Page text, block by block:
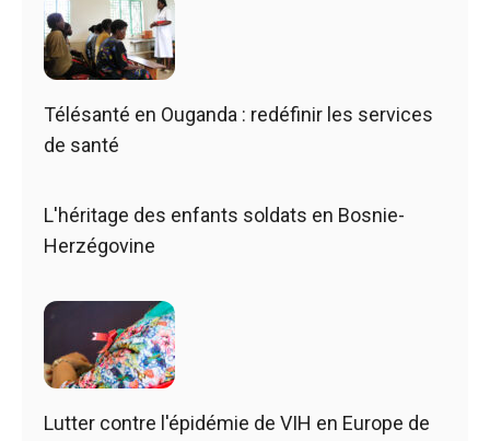
Télésanté en Ouganda : redéfinir les services
de santé
L'héritage des enfants soldats en Bosnie-
Herzégovine
Lutter contre l'épidémie de VIH en Europe de